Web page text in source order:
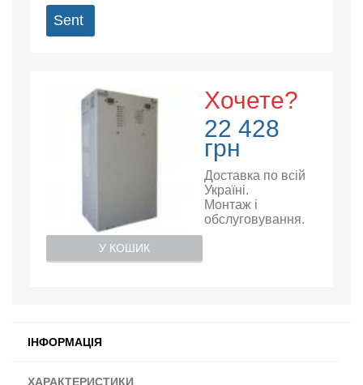
Sent
Хочете?
22 428
грн
Доставка по всій
Україні.
Монтаж і
обслуговування.
У КОШИК
ІНФОРМАЦІЯ
ХАРАКТЕРИСТИКИ